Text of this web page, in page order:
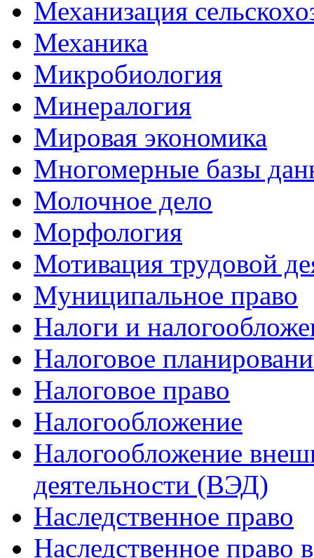
Механизация
Механика
Микробиология
Минералогия
Мировая экономика
Многомерные базы
Молочное дело
Морфология
Мотивация трудовой
Муниципальное право
Налоги и
Налоговое
Налоговое право
Налогообложение
Налогообложение
деятельности (ВЭД)
Наследственное право
Наследственное право